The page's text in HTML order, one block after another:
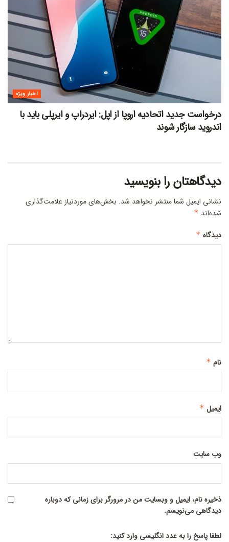
اخبار ویژه
درخواست جدید اتحادیه اروپا از اپل: ایردراپ و ایرپلی باید با
اندروید سازگار شوند
دیدگاهتان را بنویسید
نشانی ایمیل شما منتشر نخواهد شد. بخش‌های موردنیاز علامت‌گذاری
شده‌اند *
دیدگاه *
نام *
ایمیل *
وب‌ سایت
ذخیره نام، ایمیل و وبسایت من در مرورگر برای زمانی که دوباره
دیدگاهی می‌نویسم.
لطفا پاسخ را به عدد انگلیسی وارد کنید: